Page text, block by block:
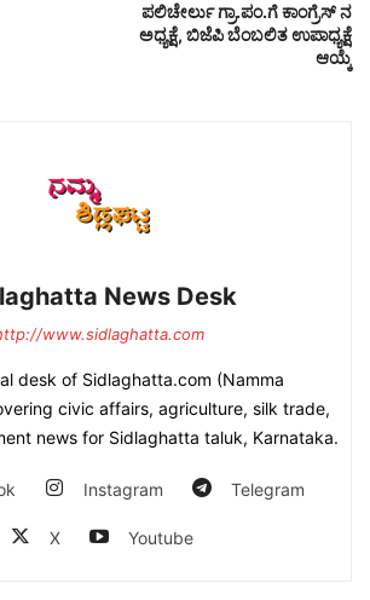
ಪಲಿಚೇರ್ಲು ಗ್ರಾ.ಪಂ.ಗೆ ಕಾಂಗ್ರೆಸ್‌ ನ
ಅಧ್ಯಕ್ಷೆ, ಬಿಜೆಪಿ ಬೆಂಬಲಿತ ಉಪಾಧ್ಯಕ್ಷೆ
ಆಯ್ಕೆ
News Desk
www.sidlaghatta.com
desk of Sidlaghatta.com (Namma
civic affairs, agriculture, silk trade,
news for Sidlaghatta taluk, Karnataka.
Instagram Telegram
X Youtube